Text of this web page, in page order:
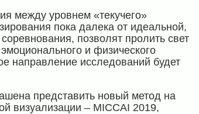
между уровнем «текучего»
пока далека от идеальной,
позволят пролить свет
и физического
направление исследований будет
представить новый метод на
визуализации – MICCAI 2019,